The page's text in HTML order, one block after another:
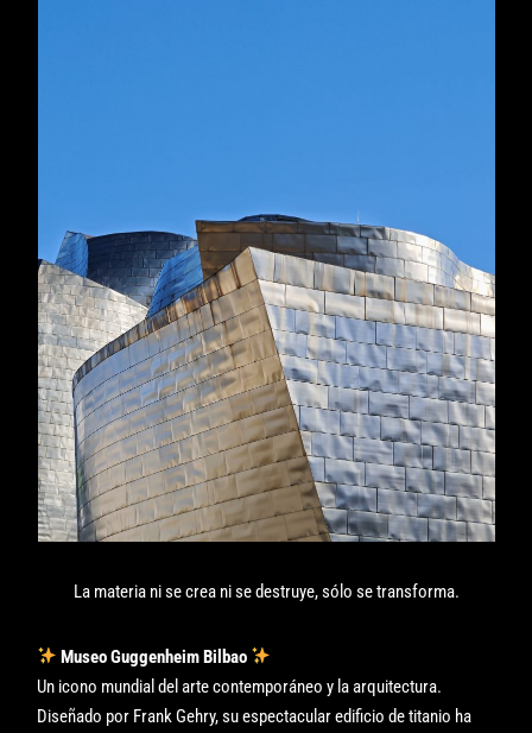
La materia ni se crea ni se destruye, sólo se transforma.
Museo Guggenheim Bilbao
Un icono mundial del arte contemporáneo y la arquitectura.
Diseñado por Frank Gehry, su espectacular edificio de titanio ha